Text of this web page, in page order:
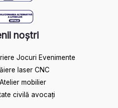
noștri
Jocuri Evenimente
laser CNC
mobilier
civilă avocați